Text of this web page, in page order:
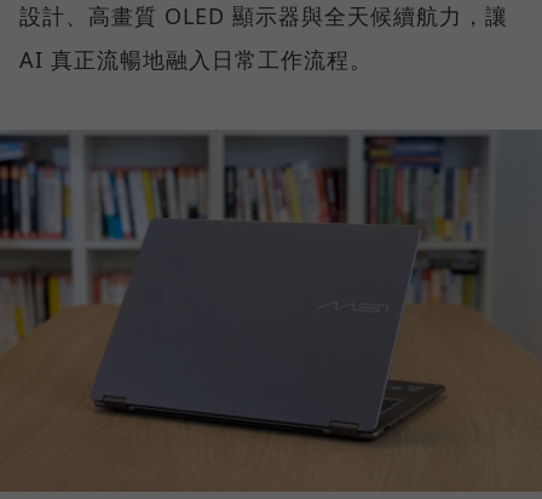
設計、高畫質 OLED 顯示器與全天候續航力，讓
AI 真正流暢地融入日常工作流程。